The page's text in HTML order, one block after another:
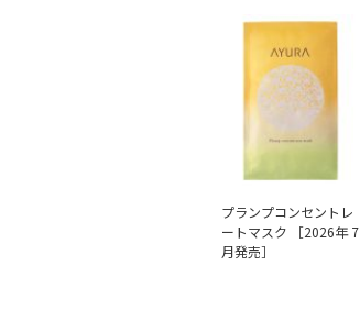
プランプコンセントレ
ートマスク ［2026年 7
月発売］